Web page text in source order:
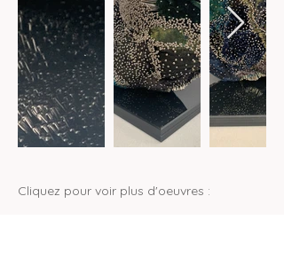
Cliquez pour voir plus d'oeuvres :